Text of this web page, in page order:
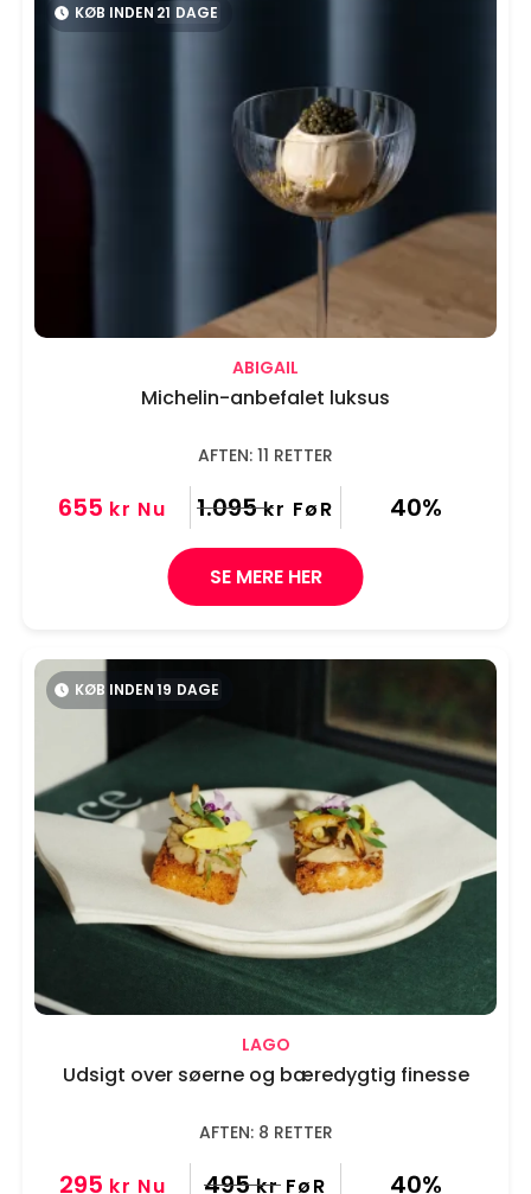
ABIGAIL
Michelin-anbefalet luksus
AFTEN: 11 RETTER
655 kr Nu 1.095 kr FøR 40%
SE MERE HER
KØB INDEN 21 DAGE
LAGO
Udsigt over søerne og bæredygtig finesse
AFTEN: 8 RETTER
295 kr Nu 495 kr FøR 40%
KØB INDEN19 DAGE